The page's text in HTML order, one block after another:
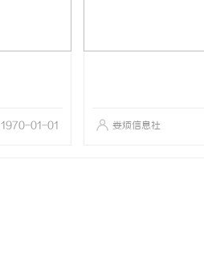
1970-01-01 娄烦信息社